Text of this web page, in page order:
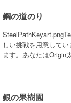
鋼の道のり
しい挑戦を用意して
ます。あなたはOrigin
銀の果樹園